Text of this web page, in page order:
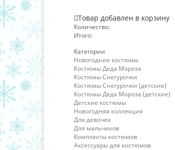
Товар добавлен в корзину
Количество:
Итого:
Категории
Новогодние костюмы
Костюмы Деда Мороза
Костюмы Снегурочки
Костюмы Снегурочки (детские)
Костюмы Деда Мороза (детские)
Детские костюмы
Новогодняя коллекция
Для девочек
Для мальчиков
Комплекты костюмов
Аксессуары для костюмов